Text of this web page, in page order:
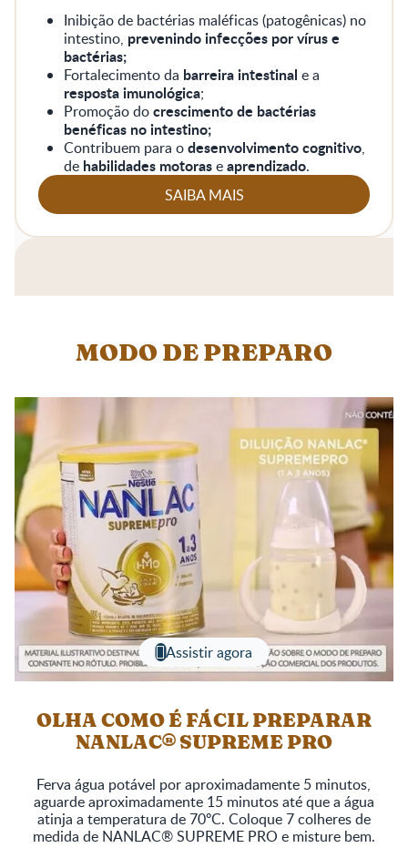
Inibição de bactérias maléficas (patogênicas) no
intestino, prevenindo infecções por vírus e
bactérias;
Fortalecimento da barreira intestinal e a
resposta imunológica;
Promoção docrescimento de bactérias
benéficas no intestino;
Contribuem para odesenvolvimento cognitivo,
de habilidades motoraseaprendizado.
SAIBA MAIS
MODO DE PREPARO
Assistir agora
OLHA COMO É FÁCIL PREPARAR
NANLAC® SUPREME PRO
Ferva água potável por aproximadamente 5 minutos,
aguarde aproximadamente 15 minutos até que a água
atinja a temperatura de 70ºC. Coloque 7 colheres de
medida de NANLAC® SUPREME PRO e misture bem.